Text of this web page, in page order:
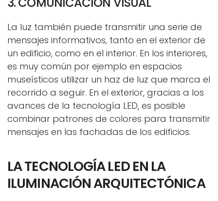
La luz también puede transmitir una serie de
mensajes informativos, tanto en el exterior de
un edificio, como en el interior. En los interiores,
es muy común por ejemplo en espacios
museísticos utilizar un haz de luz que marca el
recorrido a seguir. En el exterior, gracias a los
avances de la tecnología LED, es posible
combinar patrones de colores para transmitir
mensajes en las fachadas de los edificios.
LA TECNOLOGÍA LED EN LA
ILUMINACIÓN ARQUITECTÓNICA